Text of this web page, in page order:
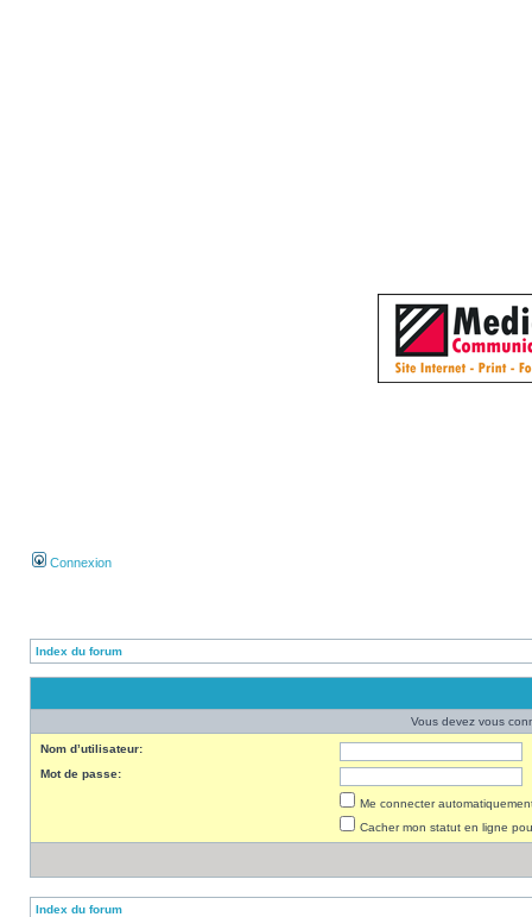
Connexion
Index du forum
Vous devez vous
Nom d’utilisateur:
Mot de passe:
Me connecter
Cacher mon statut en ligne
Index du forum